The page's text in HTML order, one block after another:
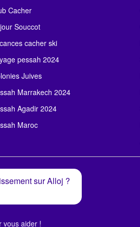
Cacher
Souccot
cacher ski
pessah 2024
Juives
Marrakech 2024
Agadir 2024
Maroc
sur Alloj ?
vous aider !